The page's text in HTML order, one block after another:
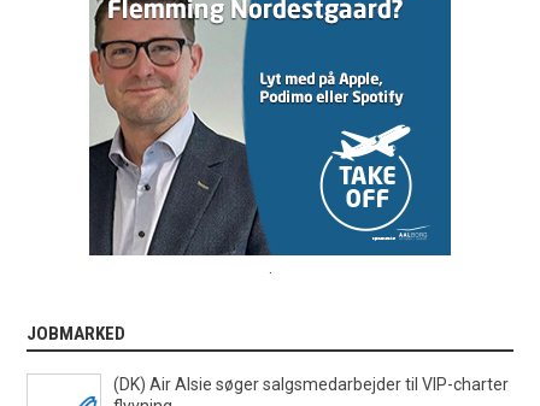
JOBMARKED
(DK) Air Alsie søger salgsmedarbejder til VIP-charter